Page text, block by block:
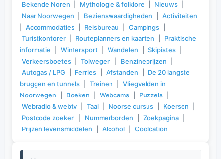
Bekende Noren
Mythologie & folklore Nieuws
Naar Noorwegen
Bezienswaardigheden
Activiteiten
Accommodaties Reisbureau Campings
Turistkontorer
Routeplanners en kaarten
Praktische
informatie
Wintersport Wandelen Skipistes
Verkeersboetes
Tolwegen Benzineprijzen
Autogas / LPG
Ferries Afstanden
De 20 langste
bruggen en tunnels
Treinen
Vliegvelden in
Noorwegen
Boeken Webcams Puzzels
Webradio & webtv
Taal Noorse cursus Koersen
Postcode zoeken
Nummerborden Zoekpagina
Prijzen levensmiddelen
Alcohol Coolcation